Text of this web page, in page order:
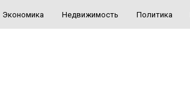
Экономика Недвижимость Политика